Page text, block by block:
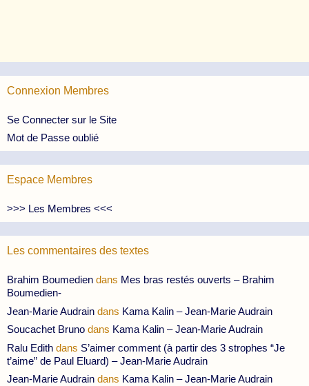
Connexion Membres
Se Connecter sur le Site
Mot de Passe oublié
Espace Membres
>>> Les Membres <<<
Les commentaires des textes
Brahim Boumedien dans Mes bras restés ouverts – Brahim
Boumedien-
Jean-Marie Audrain dans Kama Kalin – Jean-Marie Audrain
Soucachet Bruno dans Kama Kalin – Jean-Marie Audrain
Ralu Edith dans S’aimer comment (à partir des 3 strophes “Je
t’aime” de Paul Eluard) – Jean-Marie Audrain
Jean-Marie Audrain dans Kama Kalin – Jean-Marie Audrain